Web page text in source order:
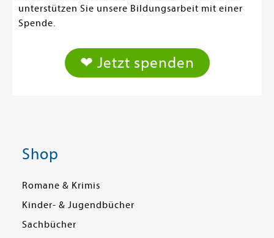
unterstützen Sie unsere Bildungsarbeit mit einer
Spende.
❤ Jetzt spenden
Shop
Romane & Krimis
Kinder- & Jugendbücher
Sachbücher